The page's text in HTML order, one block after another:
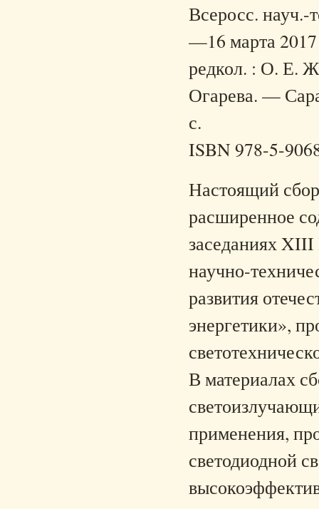
Всеросс. науч.-
—16 марта 2017
редкол. : О. Е.
Огарева. —
с.
ISBN 978-5-
Настоящий
расширенное
заседаниях
научно-
развития
энергетики»,
В материалах
применения,
светодиодной